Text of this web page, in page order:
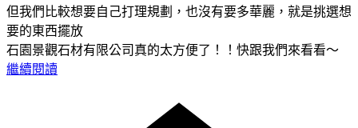
但我們比較想要自己打理規劃，也沒有要多華麗，就是挑選想
要的東西擺放
石園景觀石材有限公司真的太方便了！！快跟我們來看看～
繼續閱讀